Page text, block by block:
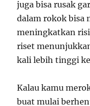
juga bisa rusak
dalam rokok bisa
meningkatkan
riset
kali lebih tinggi
Kalau kamu
buat mulai